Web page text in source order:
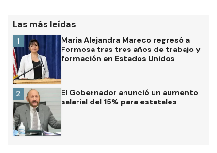
Las más leídas
María Alejandra Mareco regresó a
Formosa tras tres años de trabajo y
formación en Estados Unidos
1
El Gobernador anunció un aumento
salarial del 15% para estatales
2